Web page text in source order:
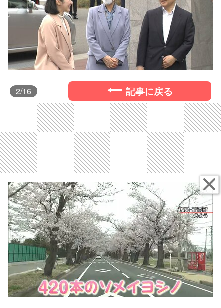
2/16 記事に戻る